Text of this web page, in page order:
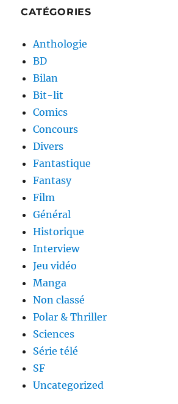
CATÉGORIES
Anthologie
BD
Bilan
Bit-lit
Comics
Concours
Divers
Fantastique
Fantasy
Film
Général
Historique
Interview
Jeu vidéo
Manga
Non classé
Polar & Thriller
Sciences
Série télé
SF
Uncategorized